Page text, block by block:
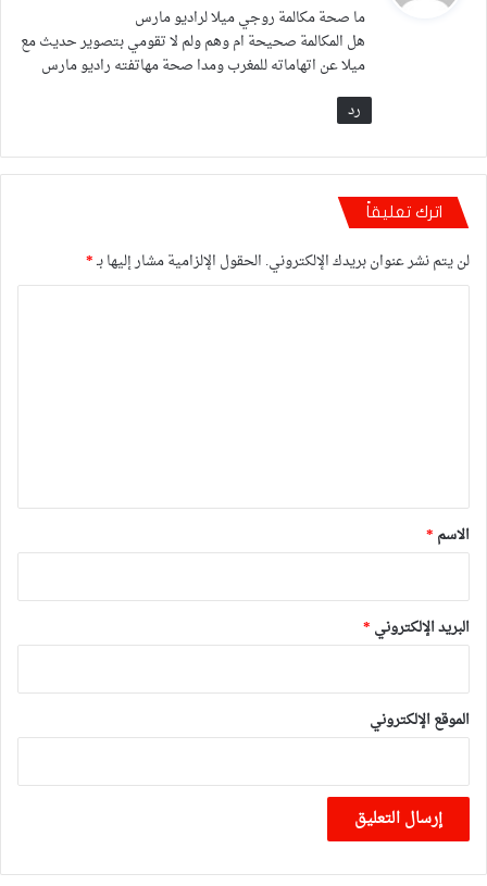
ل
ما صحة مكالمة روجي ميلا لراديو مارس
هل المكالمة صحيحة ام وهم ولم لا تقومي بتصوير حديث مع
ميلا عن اتهاماته للمغرب ومدا صحة مهاتفته راديو مارس
رد
اترك تعليقاً
لن يتم نشر عنوان بريدك الإلكتروني. الحقول الإلزامية مشار إليها بـ*
*
الاسم *
البريد الإلكتروني *
الموقع الإلكتروني